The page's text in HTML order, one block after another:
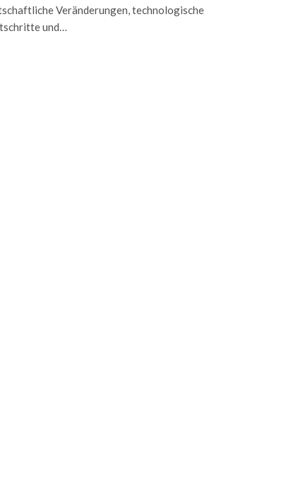
Veränderungen, technologische
und…